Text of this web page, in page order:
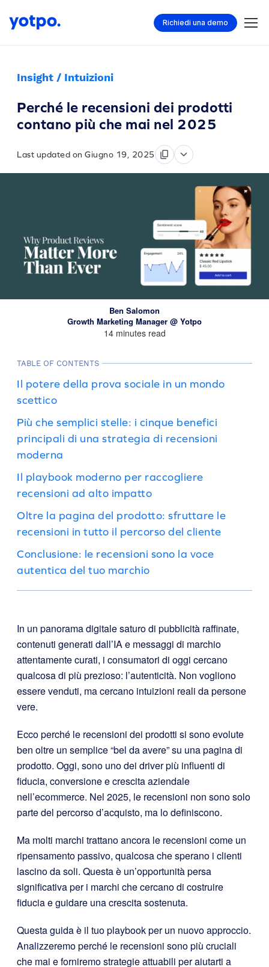
Richiedi una demo
Insight / Intuizioni
Perché le recensioni dei prodotti
contano più che mai nel 2025
Last updated on Giugno 19, 2025
Ben Salomon
Growth Marketing Manager @ Yotpo
14 minutes read
TABLE OF CONTENTS
Il potere della prova sociale in un mondo
scettico
Più che semplici stelle: i cinque benefici
principali di una strategia di recensioni
moderna
Il playbook moderno per raccogliere
recensioni ad alto impatto
Oltre la pagina del prodotto: sfruttare le
recensioni in tutto il percorso del cliente
Conclusione: le recensioni sono la voce
autentica del tuo marchio
In un panorama digitale saturo di pubblicità raffinate,
contenuti generati dall’IA e messaggi di marchio
attentamente curati, i consumatori di oggi cercano
qualcosa di più prezioso: l’autenticità. Non vogliono
essere venduti, ma cercano intuizioni reali da persone
vere.
Ecco perché le recensioni dei prodotti si sono evolute
ben oltre un semplice “bel da avere” su una pagina di
prodotto. Oggi, sono uno dei driver più influenti di
fiducia, conversione e crescita aziendale
nell’ecommerce. Nel 2025, le recensioni non sono solo
parte del percorso d’acquisto, ma lo definiscono.
Ma molti marchi trattano ancora le recensioni come un
ripensamento passivo, qualcosa che sperano i clienti
lascino da soli. Questa è un’opportunità persa
significativa per i marchi che cercano di costruire
fiducia e guidare una crescita sostenuta.
Questa guida è il tuo playbook per un nuovo approccio.
Analizzeremo perché le recensioni sono più cruciali
che mai e forniremo strategie attuabili per aiutarti a